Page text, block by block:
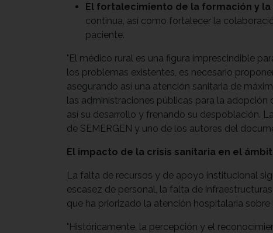
El fortalecimiento de la formación y
continua, así como fortalecer la
paciente.
"El médico rural es una figura imprescindible
los problemas existentes, es necesario
asegurando así una atención sanitaria de
las administraciones públicas para la
así su desarrollo y frenando su despoblación.
de SEMERGEN y uno de los autores del
El impacto de la crisis sanitaria en el
La falta de recursos y de apoyo institucional
escasez de personal, la falta de
que ha priorizado la atención hospitalaria
"Históricamente, la percepción y el